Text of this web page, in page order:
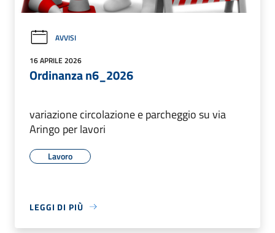
AVVISI
16 APRILE 2026
Ordinanza n6_2026
variazione circolazione e parcheggio su via
Aringo per lavori
Lavoro
LEGGI DI PIÙ